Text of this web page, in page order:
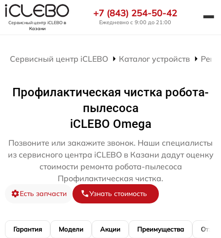
Сервисный центр iCLEBOв
Казани
+7 (843) 254-50-42
Ежедневно с 9:00 до 21:00
Сервисный центр iCLEBO Каталог устройств
Профилактическая чистка робота-
пылесоса
iCLEBO Omega
Позвоните или закажите звонок. Наши специалисты
из сервисного центра iCLEBO в Казани дадут оценку
стоимости ремонта робота-пылесоса
Профилактическая чистка.
Есть запчасти Узнать стоимость
Гарантия Модели Акции Преимущества